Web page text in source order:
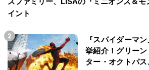
イント
『スパイダーマ
挙紹介！グリー
ター・オクトパ